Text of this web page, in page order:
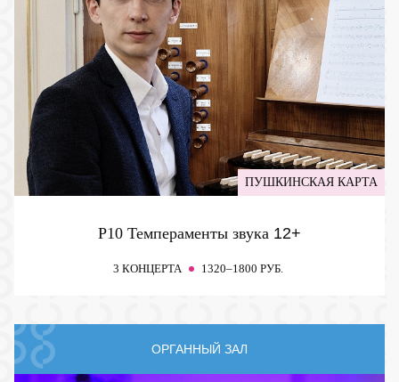
ПУШКИНСКАЯ КАРТА
P10 Темпераменты звука 12+
3 КОНЦЕРТА 1320–1800 РУБ.
ОРГАННЫЙ ЗАЛ